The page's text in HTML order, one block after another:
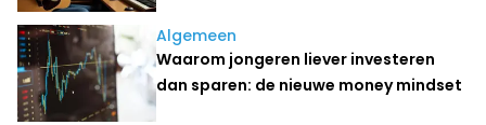
Algemeen
Waarom jongeren liever investeren
dan sparen: de nieuwe money mindset